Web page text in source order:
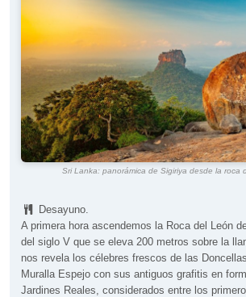
Sri Lanka: panorámica de Sigiriya desde la roca
Desayuno.
A primera hora ascendemos la Roca del León
del siglo V que se eleva 200 metros sobre la
nos revela los célebres frescos de las
Muralla Espejo con sus antiguos grafitis en
Jardines Reales, considerados entre los